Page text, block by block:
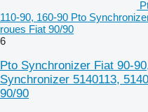
110-90, 160-90 Pto
roues Fiat 90/90
6
Pto Synchronizer Fiat 90-
Synchronizer 5140113,
90/90